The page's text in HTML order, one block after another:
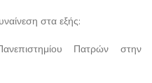
στα εξής:
Πατρών στην